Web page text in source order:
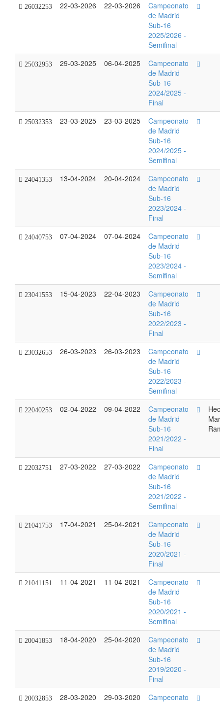
26032253 22-03-2026 22-03-2026
Campeonato
de Madrid
Sub-16
2025/2026 -
Semifinal
25032953 29-03-2025 06-04-2025
Campeonato
de Madrid
Sub-16
2024/2025 -
Final
25032353 23-03-2025 23-03-2025
Campeonato
de Madrid
Sub-16
2024/2025 -
Semifinal
24041353 13-04-2024 20-04-2024
Campeonato
de Madrid
Sub-16
2023/2024 -
Final
24040753 07-04-2024 07-04-2024
Campeonato
de Madrid
Sub-16
2023/2024 -
Semifinal
23041553 15-04-2023 22-04-2023
Campeonato
de Madrid
Sub-16
2022/2023 -
Final
23032653 26-03-2023 26-03-2023
Campeonato
de Madrid
Sub-16
2022/2023 -
Semifinal
22040253 02-04-2022 09-04-2022
Campeonato
de Madrid
Sub-16
2021/2022 -
Final
22032751 27-03-2022 27-03-2022
Campeonato
de Madrid
Sub-16
2021/2022 -
Semifinal
21041753 17-04-2021 25-04-2021
Campeonato
de Madrid
Sub-16
2020/2021 -
Final
21041151 11-04-2021 11-04-2021
Campeonato
de Madrid
Sub-16
2020/2021 -
Semifinal
20041853 18-04-2020 25-04-2020
Campeonato
de Madrid
Sub-16
2019/2020 -
Final
20032853 28-03-2020 29-03-2020 Campeonato